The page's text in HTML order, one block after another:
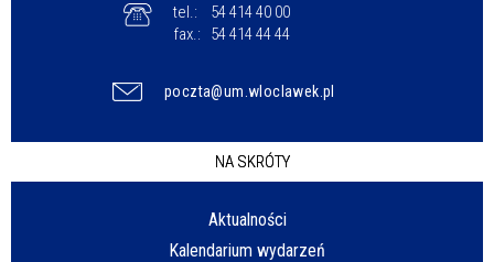
tel.:
54 414 40 00
fax.:
54 414 44 44
poczta@um.wloclawek.pl
NA SKRÓTY
Aktualności
Kalendarium wydarzeń